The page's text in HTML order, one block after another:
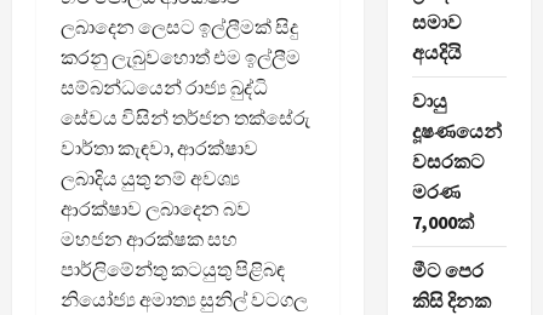
ලබාදෙන ලෙසට ඉල්ලීමක් සිදු
කරනු ලැබුවහොත් එම ඉල්ලීම
සම්බන්ධයෙන් රාජ්‍ය බුද්ධි
සේවය විසින් තර්ජන තක්සේරු
වාර්තා කැඳවා, ආරක්ෂාව
ලබාදිය යුතු නම් අවශ්‍ය
ආරක්ෂාව ලබාදෙන බව
මහජන ආරක්ෂක සහ
පාර්ලිමේන්තු කටයුතු පිළිබඳ
නියෝජ්‍ය අමාත්‍ය සුනිල් වටගල
සමාව
අයදියි
වායු
දූෂණයෙන්
වසරකට
මරණ
7,000ක්
මීට පෙර
කිසි දිනක